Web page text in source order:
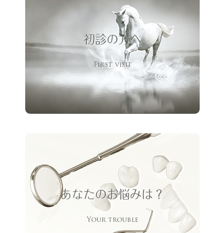
初診の方へ
First visit
あなたのお悩みは？
Your trouble